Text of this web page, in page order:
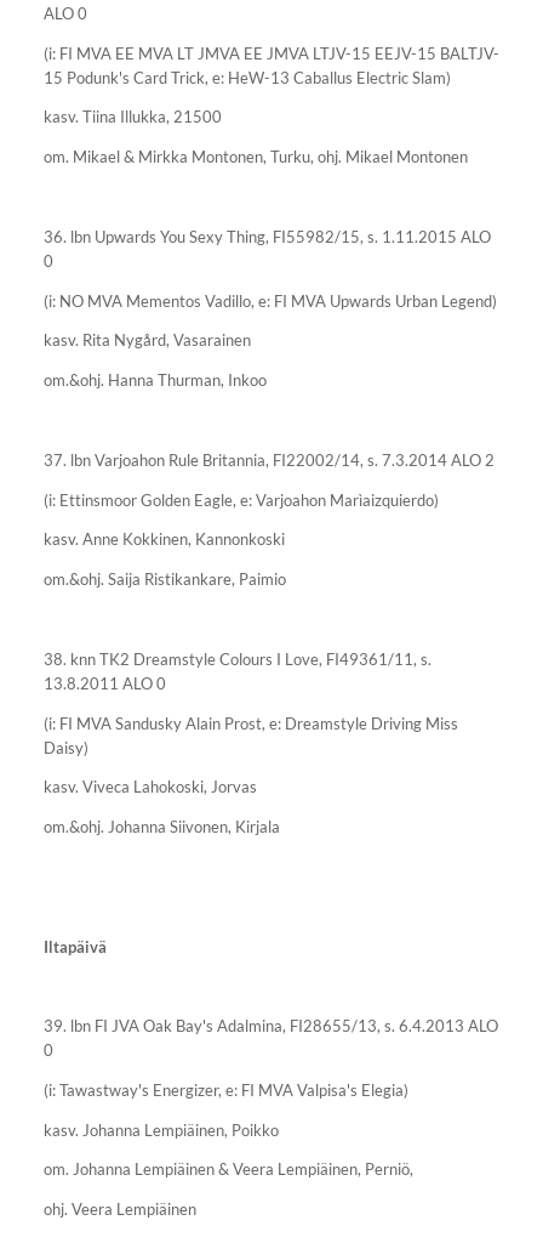
ALO 0
(i: FI MVA EE MVA LT JMVA EE JMVA LTJV-15 EEJV-15 BALTJV-
15 Podunk's Card Trick, e: HeW-13 Caballus Electric Slam)
kasv. Tiina Illukka, 21500
om. Mikael & Mirkka Montonen, Turku, ohj. Mikael Montonen
36. lbn Upwards You Sexy Thing, FI55982/15, s. 1.11.2015 ALO
0
(i: NO MVA Mementos Vadillo, e: FI MVA Upwards Urban Legend)
kasv. Rita Nygård, Vasarainen
om.&ohj. Hanna Thurman, Inkoo
37. lbn Varjoahon Rule Britannia, FI22002/14, s. 7.3.2014 ALO 2
(i: Ettinsmoor Golden Eagle, e: Varjoahon Marìaizquierdo)
kasv. Anne Kokkinen, Kannonkoski
om.&ohj. Saija Ristikankare, Paimio
38. knn TK2 Dreamstyle Colours I Love, FI49361/11, s.
13.8.2011 ALO 0
(i: FI MVA Sandusky Alain Prost, e: Dreamstyle Driving Miss
Daisy)
kasv. Viveca Lahokoski, Jorvas
om.&ohj. Johanna Siivonen, Kirjala
Iltapäivä
39. lbn FI JVA Oak Bay's Adalmina, FI28655/13, s. 6.4.2013 ALO
0
(i: Tawastway's Energizer, e: FI MVA Valpisa's Elegia)
kasv. Johanna Lempiäinen, Poikko
om. Johanna Lempiäinen & Veera Lempiäinen, Perniö,
ohj. Veera Lempiäinen